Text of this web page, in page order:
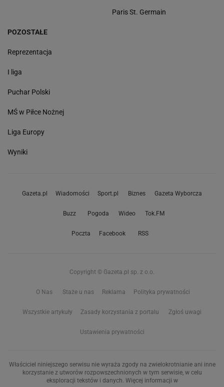
Paris St. Germain
POZOSTAŁE
Reprezentacja
I liga
Puchar Polski
MŚ w Piłce Nożnej
Liga Europy
Wyniki
Gazeta.pl Wiadomości Sport.pl Biznes Gazeta Wyborcza
Buzz Pogoda Wideo Tok.FM
Poczta Facebook RSS
Copyright © Gazeta.pl sp. z o.o.
O Nas Staże u nas Reklama Polityka prywatności
Wszystkie artykuły Zasady korzystania z portalu Zgłoś uwagi
Ustawienia prywatności
Właściciel niniejszego serwisu nie wyraża zgody na zwielokrotnianie ani inne
korzystanie z utworów rozpowszechnionych w tym serwisie, w celu
eksploracji tekstów i danych. Więcej informacji w